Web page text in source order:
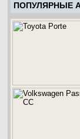
ПОПУЛЯРНЫЕ